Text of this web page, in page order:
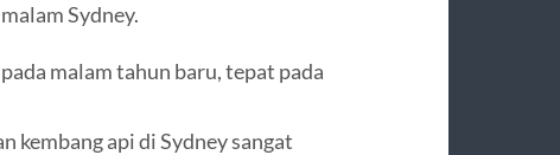
Sydney.
malam tahun baru, tepat pada
kembang api di Sydney sangat